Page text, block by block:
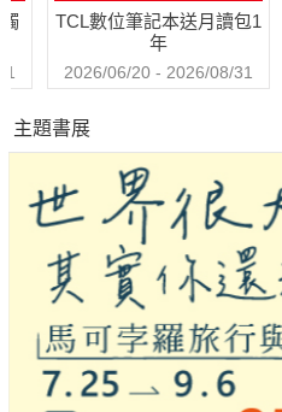
TCL數位筆記本送月讀包1
年
2026/06/20 - 2026/08/31
主題書展